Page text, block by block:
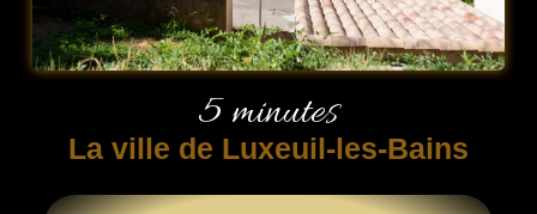
5 minutes
La ville de Luxeuil-les-Bains